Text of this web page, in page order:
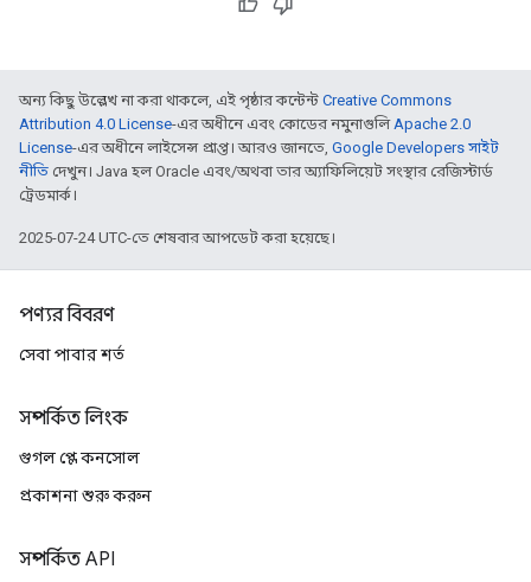
অন্য কিছু উল্লেখ না করা থাকলে, এই পৃষ্ঠার কন্টেন্ট Creative Commons
Attribution 4.0 License-এর অধীনে এবং কোডের নমুনাগুলিApache 2.0
License-এর অধীনে লাইসেন্স প্রাপ্ত। আরও জানতে, Google Developers সাইট
নীতি দেখুন। Java হল Oracle এবং/অথবা তার অ্যাফিলিয়েট সংস্থার রেজিস্টার্ড
ট্রেডমার্ক।
2025-07-24 UTC-তে শেষবার আপডেট করা হয়েছে।
পণ্যর বিবরণ
সেবা পাবার শর্ত
সম্পর্কিত লিংক
গুগল প্লে কনসোল
প্রকাশনা শুরু করুন
সম্পর্কিত API